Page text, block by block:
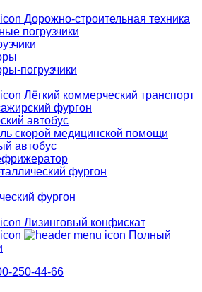
Дорожно-строительная техника
погрузчики
погрузчики
Лёгкий коммерческий транспорт
фургон
автобус
скорой медицинской помощи
автобус
фургон
фургон
Лизинговый конфискат
Полный
250-44-66